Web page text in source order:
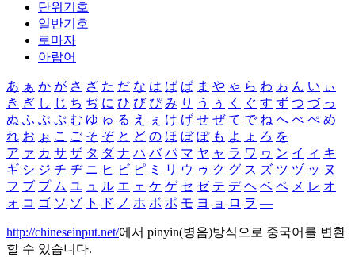
단위기호
일반기호
로마자
아랍어
あ ぁ か が さ ざ た だ な は ば ぱ ま や ゃ ら わ ゎ ん い ぃ
き ぎ し じ ち ぢ に ひ び ぴ み り う ぅ く ぐ す ず つ づ っ
ぬ ふ ぶ ぷ む ゆ ゅ る え ぇ け げ せ ぜ て で ね へ べ ぺ め
れ お ぉ こ ご そ ぞ と ど の ほ ぼ ぽ も よ ょ ろ を
ア ァ カ サ ザ タ ダ ナ ハ バ パ マ ヤ ャ ラ ワ ヮ ン イ ィ キ
ギ シ ジ チ ヂ ニ ヒ ビ ピ ミ リ ウ ゥ ク グ ス ズ ツ ヅ ッ ヌ
フ ブ プ ム ユ ュ ル エ ェ ケ ゲ セ ゼ テ デ ヘ ベ ペ メ レ オ
ォ コ ゴ ソ ゾ ト ド ノ ホ ボ ポ モ ヨ ョ ロ ヲ ―
http://chineseinput.net/에서 pinyin(병음)방식으로 중국어를 변환
할 수 있습니다.